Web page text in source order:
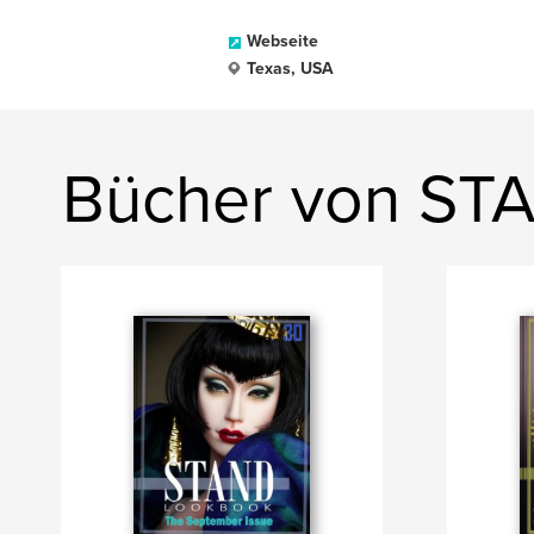
Webseite
Texas, USA
Bücher von